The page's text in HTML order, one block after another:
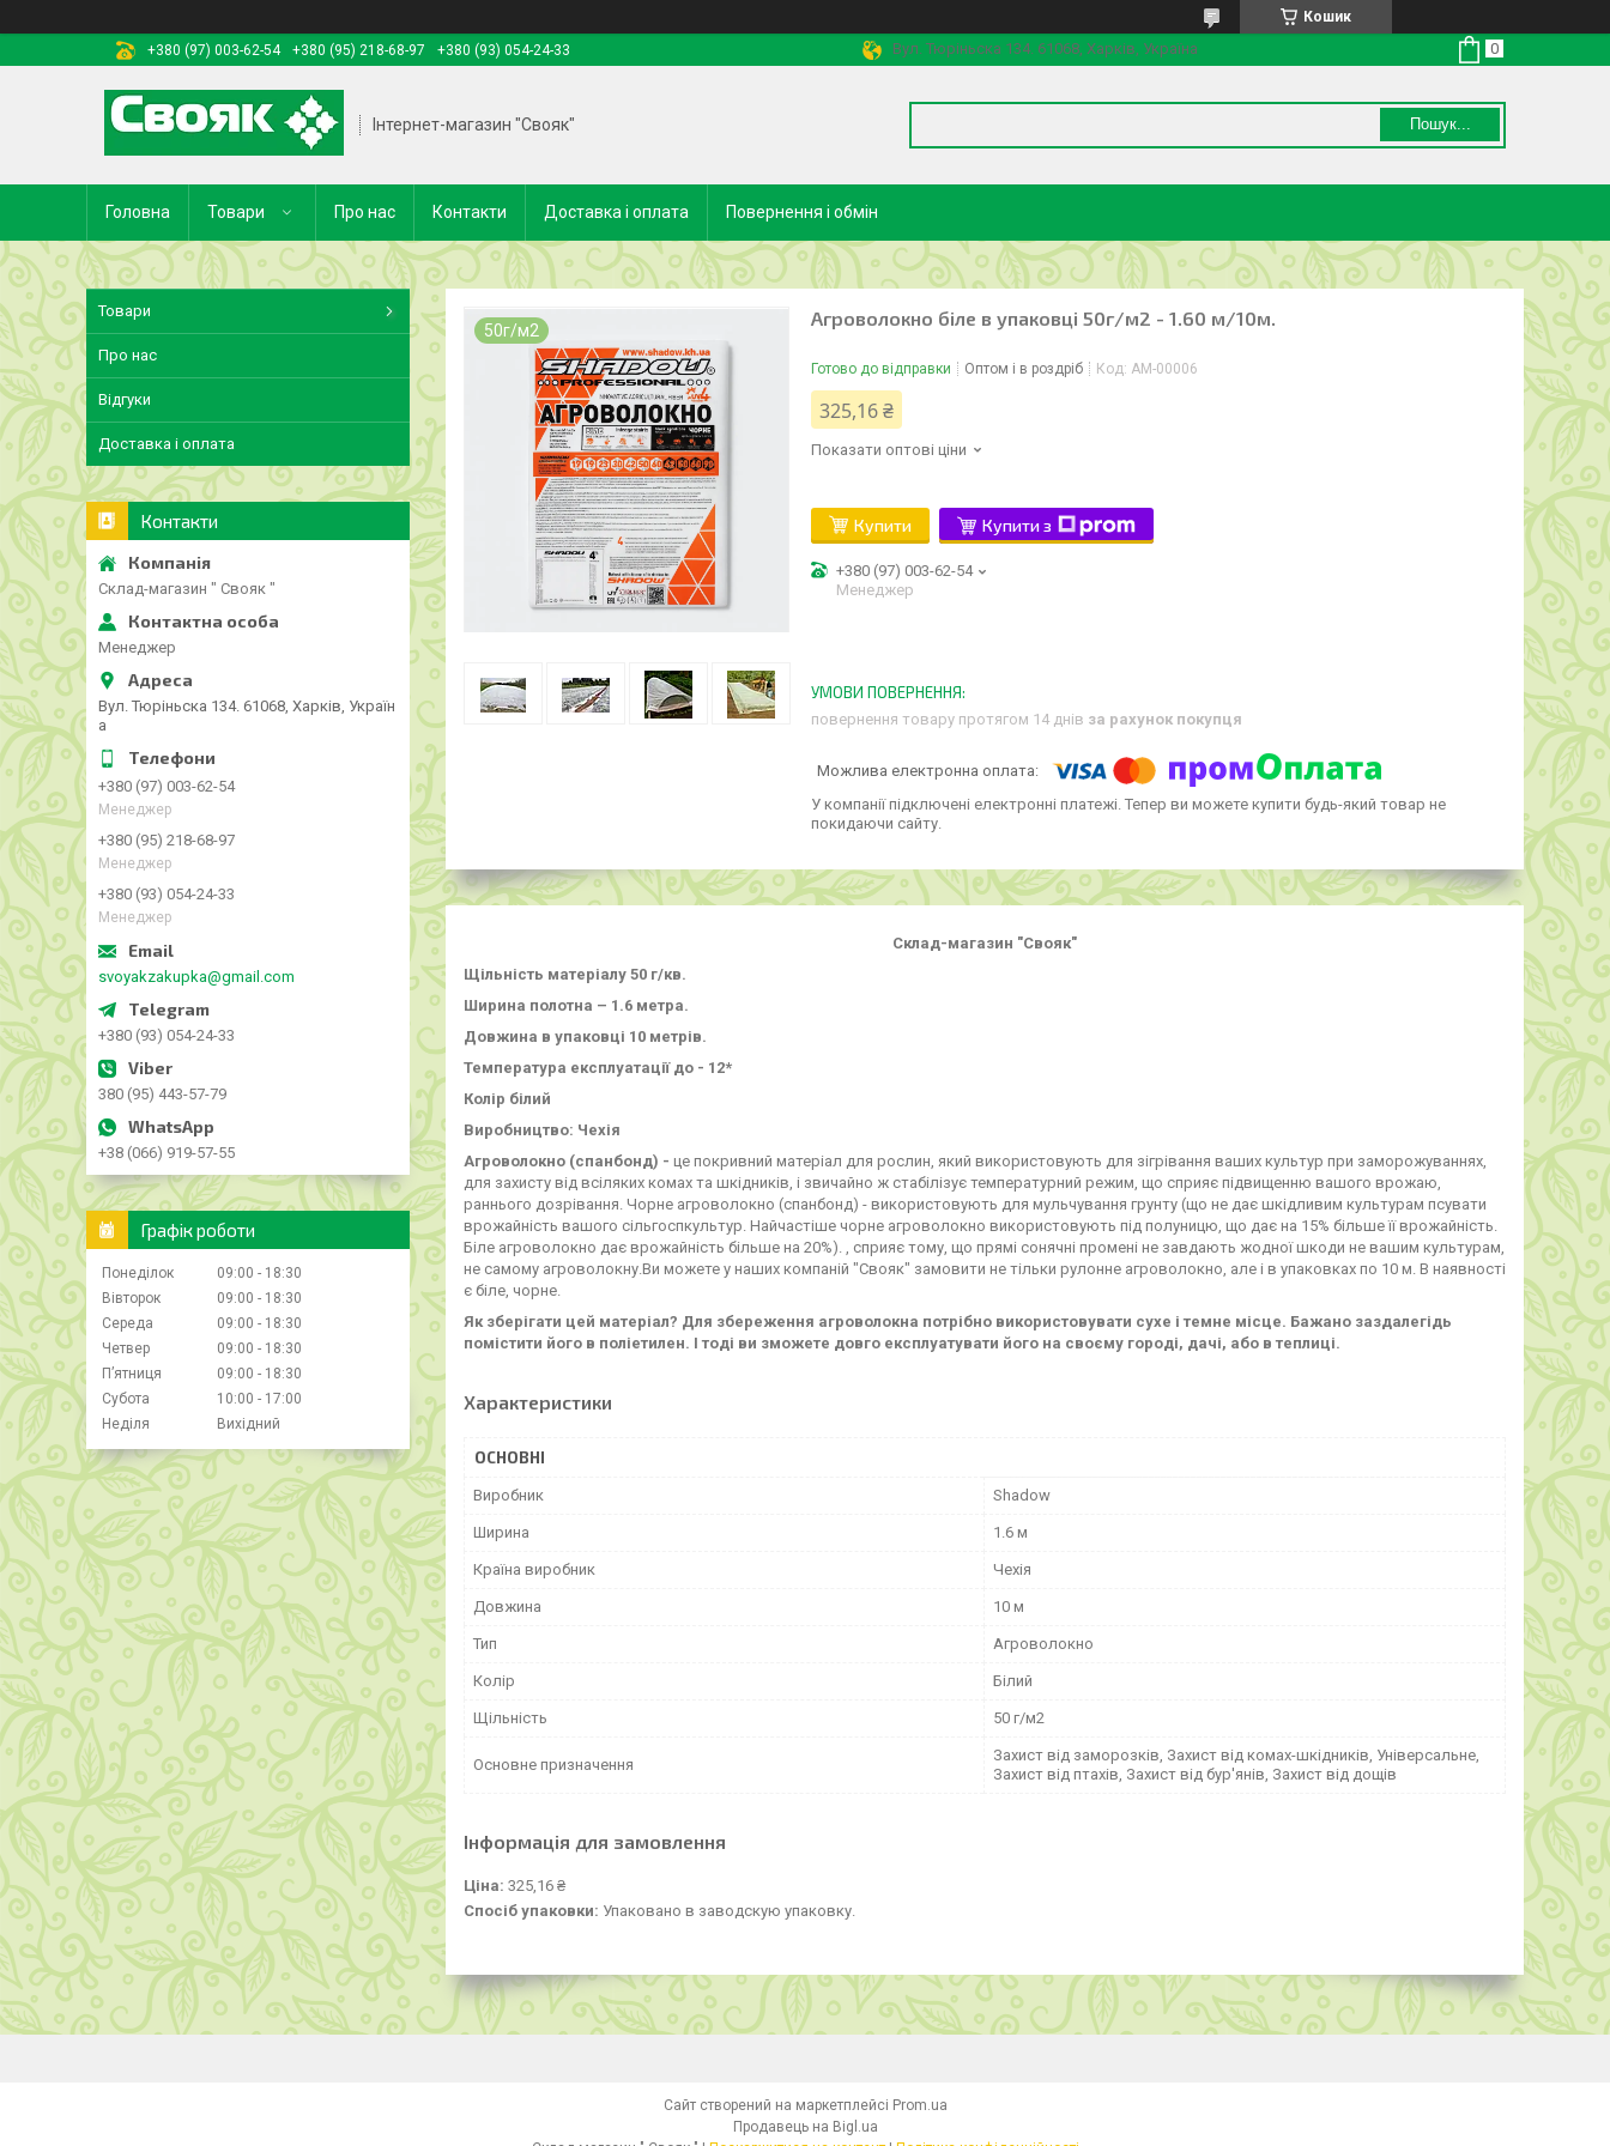
Кошик
+380 (97) 003-62-54
+380 (95) 218-68-97 +380 (93) 054-24-33 Вул. Тюріньска 134. 61068, Харків, Україна
Інтернет-магазин "Свояк" Пошук...
Головна Товари Про нас Контакти Доставка і оплата Повернення і обмін
50г/м2
Агроволокно біле в упаковці 50г/м2 - 1.60 м/10м.
Готово до відправки Оптом і в роздріб Код: АМ-00006
325,16 ₴
Показати оптові ціни
Купити Купити з
+380 (97) 003-62-54
Менеджер
повернення товару протягом 14 днів за рахунок покупця
У компанії підключені електронні платежі. Тепер ви можете купити будь-який товар не
покидаючи сайту.
Склад-магазин "Свояк"
Щільність матеріалу 50 г/кв.
Ширина полотна – 1.6 метра.
Довжина в упаковці 10 метрів.
Температура експлуатації до - 12*
Колір білий
Виробництво: Чехія
Агроволокно (спанбонд) - це покривний матеріал для рослин, який використовують для зігрівання ваших культур при заморожуваннях,
для захисту від всіляких комах та шкідників, і звичайно ж стабілізує температурний режим, що сприяє підвищенню вашого врожаю,
раннього дозрівання. Чорне агроволокно (спанбонд) - використовують для мульчування грунту (що не дає шкідливим культурам псувати
врожайність вашого сільгоспкультур. Найчастіше чорне агроволокно використовують під полуницю, що дає на 15% більше її врожайність.
Біле агроволокно дає врожайність більше на 20%). , сприяє тому, що прямі сонячні промені не завдають жодної шкоди не вашим культурам,
не самому агроволокну.Ви можете у наших компаній "Свояк" замовити не тільки рулонне агроволокно, але і в упаковках по 10 м. В наявності
є біле, чорне.
Як зберігати цей матеріал? Для збереження агроволокна потрібно використовувати сухе і темне місце. Бажано заздалегідь
помістити його в поліетилен. І тоді ви зможете довго експлуатувати його на своєму городі, дачі, або в теплиці.
Характеристики
ОСНОВНІ
Виробник Shadow
Ширина 1.6 м
Країна виробник Чехія
Довжина 10 м
Тип Агроволокно
Колір Білий
Щільність 50 г/м2
Основне призначення
Захист від заморозків, Захист від комах-шкідників, Універсальне,
Захист від птахів, Захист від бур'янів, Захист від дощів
Інформація для замовлення
Ціна: 325,16 ₴
Спосіб упаковки: Упаковано в заводскую упаковку.
Товари
Про нас
Відгуки
Доставка і оплата
Контакти
Склад-магазин " Свояк "
Менеджер
Вул. Тюріньска 134. 61068, Харків, Україн
а
+380 (97) 003-62-54
Менеджер
+380 (95) 218-68-97
Менеджер
+380 (93) 054-24-33
Менеджер
svoyakzakupka@gmail.com
+380 (93) 054-24-33
380 (95) 443-57-79
+38 (066) 919-57-55
Графік роботи
Понеділок 09:00
18:30
Вівторок
09:00
18:30
Середа
09:00
18:30
Четвер
09:00
18:30
Пʼятниця
09:00
18:30
Субота
10:00
17:00
Неділя
Вихідний
Сайт створений на маркетплейсі Prom.ua
Продавець на Bigl.ua